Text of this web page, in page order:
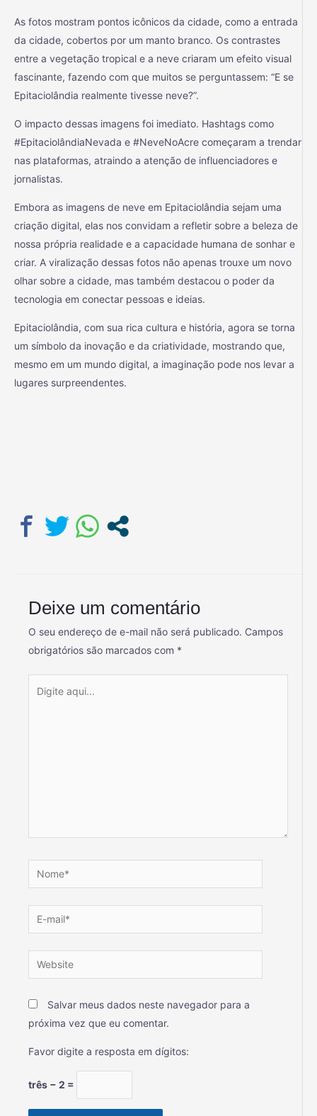
As fotos mostram pontos icônicos da cidade, como a entrada
da cidade, cobertos por um manto branco. Os contrastes
entre a vegetação tropical e a neve criaram um efeito visual
fascinante, fazendo com que muitos se perguntassem: “E se
Epitaciolândia realmente tivesse neve?”.
O impacto dessas imagens foi imediato. Hashtags como
#EpitaciolândiaNevada e #NeveNoAcre começaram a trendar
nas plataformas, atraindo a atenção de influenciadores e
jornalistas.
Embora as imagens de neve em Epitaciolândia sejam uma
criação digital, elas nos convidam a refletir sobre a beleza de
nossa própria realidade e a capacidade humana de sonhar e
criar. A viralização dessas fotos não apenas trouxe um novo
olhar sobre a cidade, mas também destacou o poder da
tecnologia em conectar pessoas e ideias.
Epitaciolândia, com sua rica cultura e história, agora se torna
um símbolo da inovação e da criatividade, mostrando que,
mesmo em um mundo digital, a imaginação pode nos levar a
lugares surpreendentes.
Deixe um comentário
O seu endereço de e-mail não será publicado. Campos
obrigatórios são marcados com *
Salvar meus dados neste navegador para a
próxima vez que eu comentar.
Favor digite a resposta em dígitos:
três − 2 =